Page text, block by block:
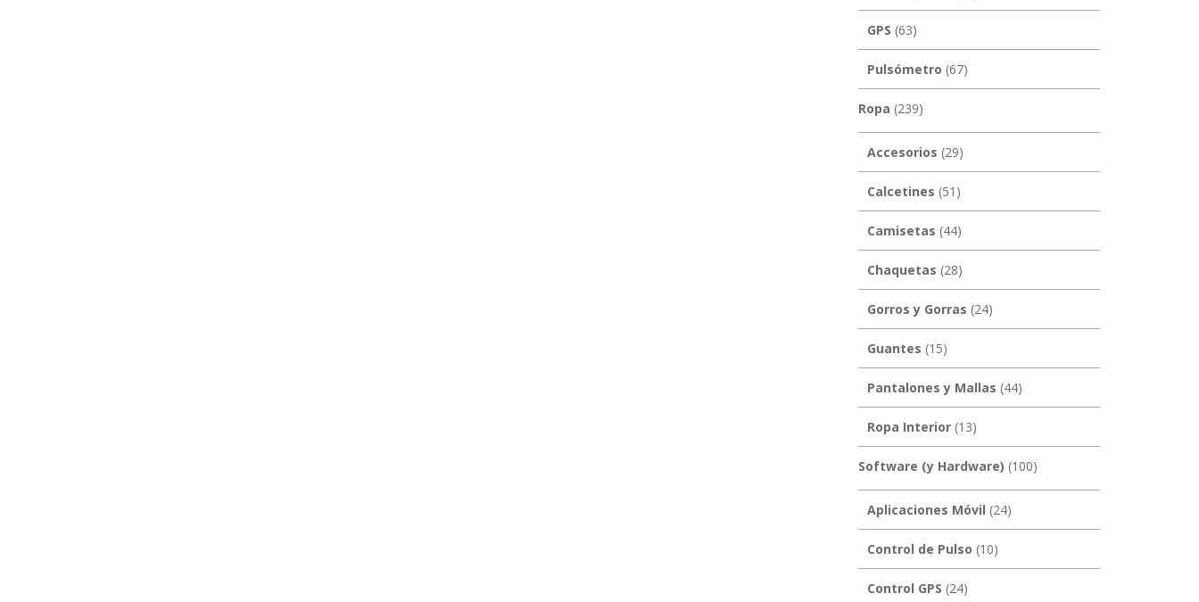
GPS (63)
Pulsómetro (67)
Ropa (239)
Accesorios (29)
Calcetines (51)
Camisetas (44)
Chaquetas (28)
Gorros y Gorras (24)
Guantes (15)
Pantalones y Mallas (44)
Ropa Interior(13)
Software (y Hardware) (100)
Aplicaciones Móvil (24)
Control de Pulso (10)
Control GPS (24)